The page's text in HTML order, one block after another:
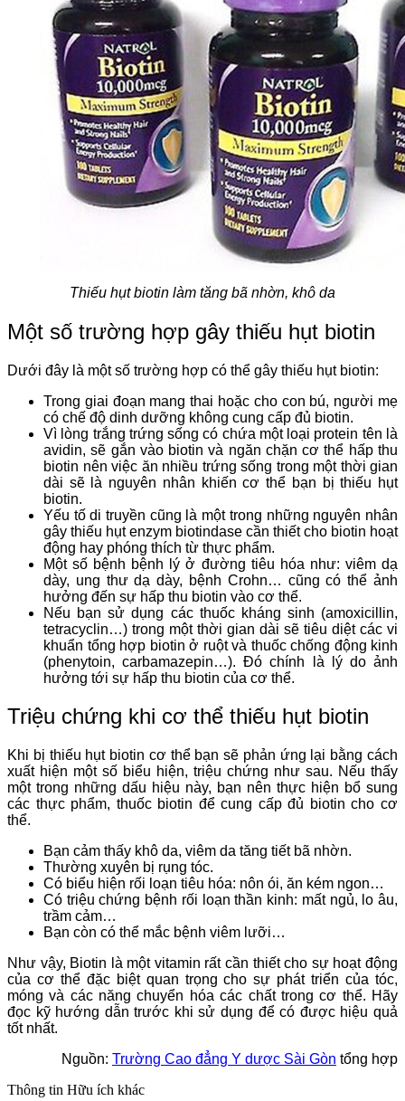
Thiếu hụt biotin làm tăng bã nhờn, khô da
Một số trường hợp gây thiếu hụt biotin
Dưới đây là một số trường hợp có thể gây thiếu hụt biotin:
Trong giai đoạn mang thai hoặc cho con bú, người mẹ
có chế độ dinh dưỡng không cung cấp đủ biotin.
Vì lòng trắng trứng sống có chứa một loại protein tên là
avidin, sẽ gắn vào biotin và ngăn chặn cơ thể hấp thu
biotin nên việc ăn nhiều trứng sống trong một thời gian
dài sẽ là nguyên nhân khiến cơ thể bạn bị thiếu hụt
biotin.
Yếu tố di truyền cũng là một trong những nguyên nhân
gây thiếu hụt enzym biotindase cần thiết cho biotin hoạt
động hay phóng thích từ thực phẩm.
Một số bệnh bệnh lý ở đường tiêu hóa như: viêm dạ
dày, ung thư dạ dày, bệnh Crohn… cũng có thể ảnh
hưởng đến sự hấp thu biotin vào cơ thể.
Nếu bạn sử dụng các thuốc kháng sinh (amoxicillin,
tetracyclin…) trong một thời gian dài sẽ tiêu diệt các vi
khuẩn tổng hợp biotin ở ruột và thuốc chống động kinh
(phenytoin, carbamazepin…). Đó chính là lý do ảnh
hưởng tới sự hấp thu biotin của cơ thể.
Triệu chứng khi cơ thể thiếu hụt biotin
Khi bị thiếu hụt biotin cơ thể bạn sẽ phản ứng lại bằng cách
xuất hiện một số biểu hiện, triệu chứng như sau. Nếu thấy
một trong những dấu hiệu này, bạn nên thực hiện bổ sung
các thực phẩm, thuốc biotin để cung cấp đủ biotin cho cơ
thể.
Bạn cảm thấy khô da, viêm da tăng tiết bã nhờn.
Thường xuyên bị rụng tóc.
Có biểu hiện rối loạn tiêu hóa: nôn ói, ăn kém ngon…
Có triệu chứng bệnh rối loạn thần kinh: mất ngủ, lo âu,
trầm cảm…
Bạn còn có thể mắc bệnh viêm lưỡi…
Như vậy, Biotin là một vitamin rất cần thiết cho sự hoạt động
của cơ thể đặc biệt quan trọng cho sự phát triển của tóc,
móng và các năng chuyển hóa các chất trong cơ thể. Hãy
đọc kỹ hướng dẫn trước khi sử dụng để có được hiệu quả
tốt nhất.
Nguồn: Trường Cao đẳng Y dược Sài Gòn tổng hợp
Thông tin Hữu ích khác